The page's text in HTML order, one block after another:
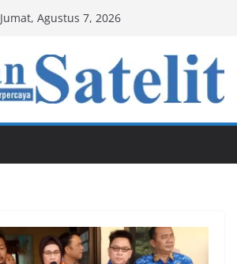
Jumat, Agustus 7, 2026